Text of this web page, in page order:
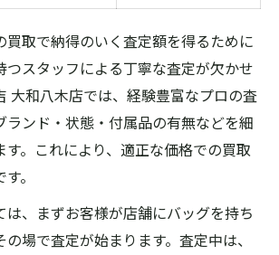
買取で納得のいく査定額を得るために
つスタッフによる丁寧な査定が欠かせ
大和八木店では、経験豊富なプロの査
ランド・状態・付属品の有無などを細
す。これにより、適正な価格での買取
。
は、まずお客様が店舗にバッグを持ち
場で査定が始まります。査定中は、